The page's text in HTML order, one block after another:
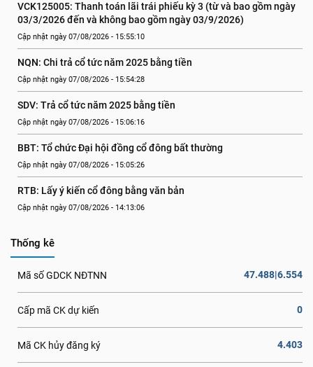
VCK125005: Thanh toán lãi trái phiếu kỳ 3 (từ và bao gồm ngày
03/3/2026 đến và không bao gồm ngày 03/9/2026)
Cập nhật ngày 07/08/2026 - 15:55:10
NQN: Chi trả cổ tức năm 2025 bằng tiền
Cập nhật ngày 07/08/2026 - 15:54:28
SDV: Trả cổ tức năm 2025 bằng tiền
Cập nhật ngày 07/08/2026 - 15:06:16
BBT: Tổ chức Đại hội đồng cổ đông bất thường
Cập nhật ngày 07/08/2026 - 15:05:26
RTB: Lấy ý kiến cổ đông bằng văn bản
Cập nhật ngày 07/08/2026 - 14:13:06
Thống kê
Mã số GDCK NĐTNN 47.488|6.554
Cấp mã CK dự kiến 0
Mã CK hủy đăng ký 4.403